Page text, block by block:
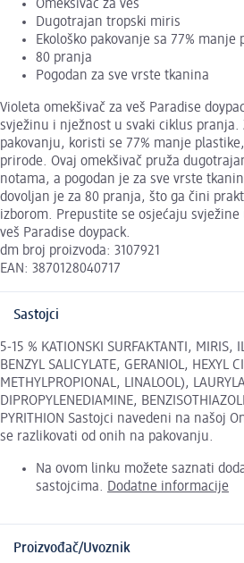
Omekšivač za veš
Dugotrajan tropski miris
Ekološko pakovanje sa 77% manje
80 pranja
Pogodan za sve vrste tkanina
Violeta omekšivač za veš Paradise
svježinu i nježnost u svaki ciklus
pakovanju, koristi se 77% manje
prirode. Ovaj omekšivač pruža
notama, a pogodan je za sve vrste
dovoljan je za 80 pranja, što ga čini
izborom. Prepustite se osjećaju svježine
veš Paradise doypack.
dm broj proizvoda: 3107921
EAN: 3870128040717
Sastojci
5-15 % KATIONSKI SURFAKTANTI, MIRIS,
BENZYL SALICYLATE, GERANIOL, HEXYL
METHYLPROPIONAL, LINALOOL),
DIPROPYLENEDIAMINE,
PYRITHION Sastojci navedeni na našoj
se razlikovati od onih na pakovanju.
Na ovom linku možete saznati
sastojcima. Dodatne informacije
Proizvođač/Uvoznik